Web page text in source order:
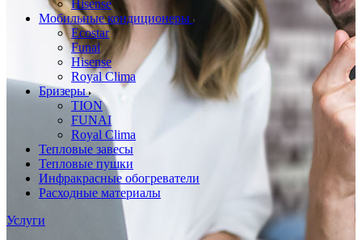
Hisense
Мобильные кондиционеры
Ecostar
Funai
Hisense
Royal Clima
Бризеры
TION
FUNAI
Royal Clima
Тепловые завесы
Тепловые пушки
Инфракрасные обогреватели
Расходные материалы
Услуги